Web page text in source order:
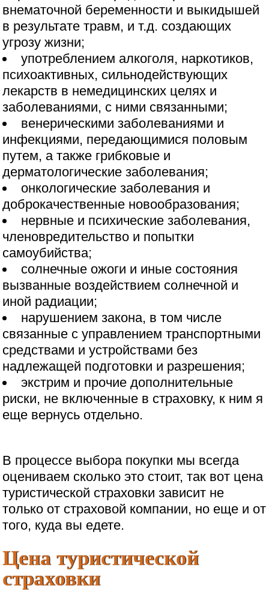
внематочной беременности и выкидышей
в результате травм, и т.д. создающих
угрозу жизни;
употреблением алкоголя, наркотиков,
психоактивных, сильнодействующих
лекарств в немедицинских целях и
заболеваниями, с ними связанными;
венерическими заболеваниями и
инфекциями, передающимися половым
путем, а также грибковые и
дерматологические заболевания;
онкологические заболевания и
доброкачественные новообразования;
нервные и психические заболевания,
членовредительство и попытки
самоубийства;
солнечные ожоги и иные состояния
вызванные воздействием солнечной и
иной радиации;
нарушением закона, в том числе
связанные с управлением транспортными
средствами и устройствами без
надлежащей подготовки и разрешения;
экстрим и прочие дополнительные
риски, не включенные в страховку, к ним я
еще вернусь отдельно.
В процессе выбора покупки мы всегда
оцениваем сколько это стоит, так вот цена
туристической страховки зависит не
только от страховой компании, но еще и от
того, куда вы едете.
Цена туристической
страховки